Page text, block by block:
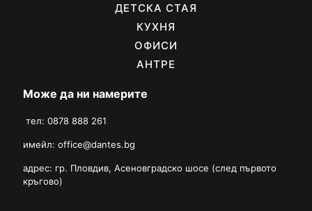
ДЕТСКА СТАЯ
КУХНЯ
ОФИСИ
АНТРЕ
Може да ни намерите
тел: 0878 888 261
имейл: office@dantes.bg
адрес: гр. Пловдив, Асеновградско шосе (след първото
кръгово)